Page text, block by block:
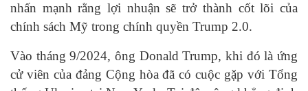
nhấn mạnh rằng lợi nhuận sẽ trở thành cốt lõi của
chính sách Mỹ trong chính quyền Trump 2.0.
Vào tháng 9/2024, ông Donald Trump, khi đó là ứng
cử viên của đảng Cộng hòa đã có cuộc gặp với Tổng